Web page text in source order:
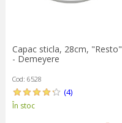
Capac sticla, 28cm, "Resto"
- Demeyere
Cod: 6528
(4)
În stoc